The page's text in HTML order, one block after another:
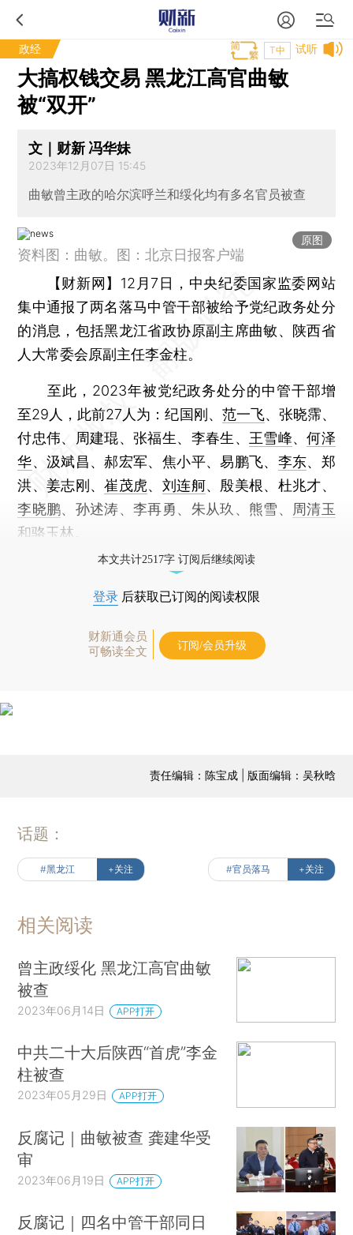
政经 试听
T中
大搞权钱交易 黑龙江高官曲敏
被“双开”
文｜财新 冯华妹
2023年12月07日 15:45
曲敏曾主政的哈尔滨呼兰和绥化均有多名官员被查
原图
资料图：曲敏。图：北京日报客户端
【财新网】 12月7日，中央纪委国家监委网站
集中通报了两名落马中管干部被给予党纪政务处分
的消息，包括黑龙江省政协原副主席曲敏、陕西省
人大常委会原副主任李金柱。
至此，2023年被党纪政务处分的中管干部增
至29人，此前27人为：纪国刚、 范一飞、张晓霈、
付忠伟、周建琨、张福生、李春生、 王雪峰、何泽
华、汲斌昌、郝宏军、焦小平、易鹏飞、 李东、郑
洪、姜志刚、崔茂虎、 刘连舸、殷美根、杜兆才、
李晓鹏、孙述涛、李再勇、朱从玖、熊雪、 周清玉
和骆玉林。
本文共计2517字 订阅后继续阅读
登录 后获取已订阅的阅读权限
财新通会员
可畅读全文
订阅/会员升级
责任编辑：陈宝成 | 版面编辑：吴秋晗
话题：
#黑龙江 +关注 #官员落马 +关注
相关阅读
曾主政绥化 黑龙江高官曲敏
被查
2023年06月14日 APP打开
中共二十大后陕西“首虎”李金
柱被查
2023年05月29日 APP打开
反腐记｜曲敏被查 龚建华受
审
2023年06月19日 APP打开
反腐记｜四名中管干部同日